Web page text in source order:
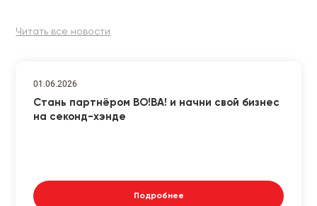
Читать все новости
01.06.2026
Стань партнёром ВО!ВА! и начни свой бизнес
на секонд-хэнде
Подробнее